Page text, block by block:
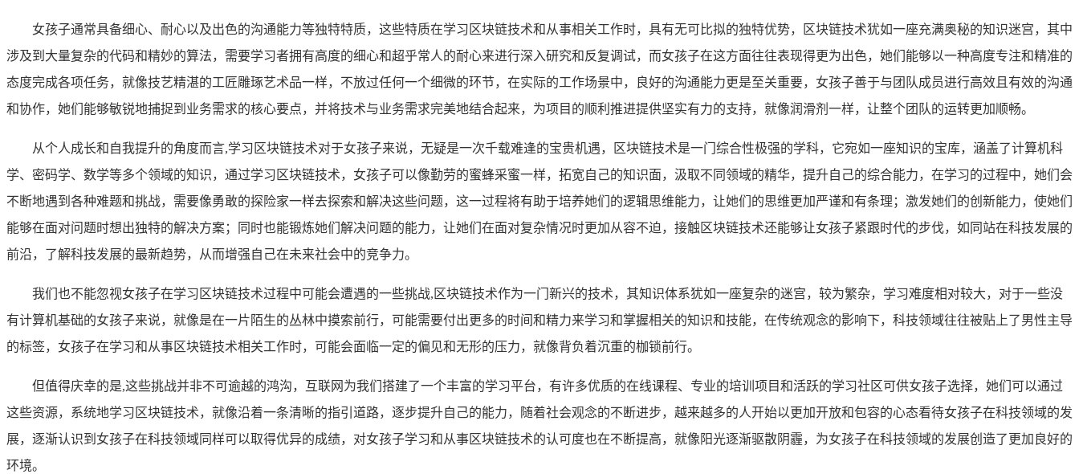
女孩子通常具备细心、耐心以及出色的沟通能力等独特特质，这些特质在学习区块链技术和从事相关工作时，具有无可比拟的独特优势，区块链技术犹如一座充满奥秘的知识迷宫，其中
涉及到大量复杂的代码和精妙的算法，需要学习者拥有高度的细心和超乎常人的耐心来进行深入研究和反复调试，而女孩子在这方面往往表现得更为出色，她们能够以一种高度专注和精准的
态度完成各项任务，就像技艺精湛的工匠雕琢艺术品一样，不放过任何一个细微的环节，在实际的工作场景中，良好的沟通能力更是至关重要，女孩子善于与团队成员进行高效且有效的沟通
和协作，她们能够敏锐地捕捉到业务需求的核心要点，并将技术与业务需求完美地结合起来，为项目的顺利推进提供坚实有力的支持，就像润滑剂一样，让整个团队的运转更加顺畅。
从个人成长和自我提升的角度而言,学习区块链技术对于女孩子来说，无疑是一次千载难逢的宝贵机遇，区块链技术是一门综合性极强的学科，它宛如一座知识的宝库，涵盖了计算机科
学、密码学、数学等多个领域的知识，通过学习区块链技术，女孩子可以像勤劳的蜜蜂采蜜一样，拓宽自己的知识面，汲取不同领域的精华，提升自己的综合能力，在学习的过程中，她们会
不断地遇到各种难题和挑战，需要像勇敢的探险家一样去探索和解决这些问题，这一过程将有助于培养她们的逻辑思维能力，让她们的思维更加严谨和有条理；激发她们的创新能力，使她们
能够在面对问题时想出独特的解决方案；同时也能锻炼她们解决问题的能力，让她们在面对复杂情况时更加从容不迫，接触区块链技术还能够让女孩子紧跟时代的步伐，如同站在科技发展的
前沿，了解科技发展的最新趋势，从而增强自己在未来社会中的竞争力。
我们也不能忽视女孩子在学习区块链技术过程中可能会遭遇的一些挑战,区块链技术作为一门新兴的技术，其知识体系犹如一座复杂的迷宫，较为繁杂，学习难度相对较大，对于一些没
有计算机基础的女孩子来说，就像是在一片陌生的丛林中摸索前行，可能需要付出更多的时间和精力来学习和掌握相关的知识和技能，在传统观念的影响下，科技领域往往被贴上了男性主导
的标签，女孩子在学习和从事区块链技术相关工作时，可能会面临一定的偏见和无形的压力，就像背负着沉重的枷锁前行。
但值得庆幸的是,这些挑战并非不可逾越的鸿沟，互联网为我们搭建了一个丰富的学习平台，有许多优质的在线课程、专业的培训项目和活跃的学习社区可供女孩子选择，她们可以通过
这些资源，系统地学习区块链技术，就像沿着一条清晰的指引道路，逐步提升自己的能力，随着社会观念的不断进步，越来越多的人开始以更加开放和包容的心态看待女孩子在科技领域的发
展，逐渐认识到女孩子在科技领域同样可以取得优异的成绩，对女孩子学习和从事区块链技术的认可度也在不断提高，就像阳光逐渐驱散阴霾，为女孩子在科技领域的发展创造了更加良好的
环境。